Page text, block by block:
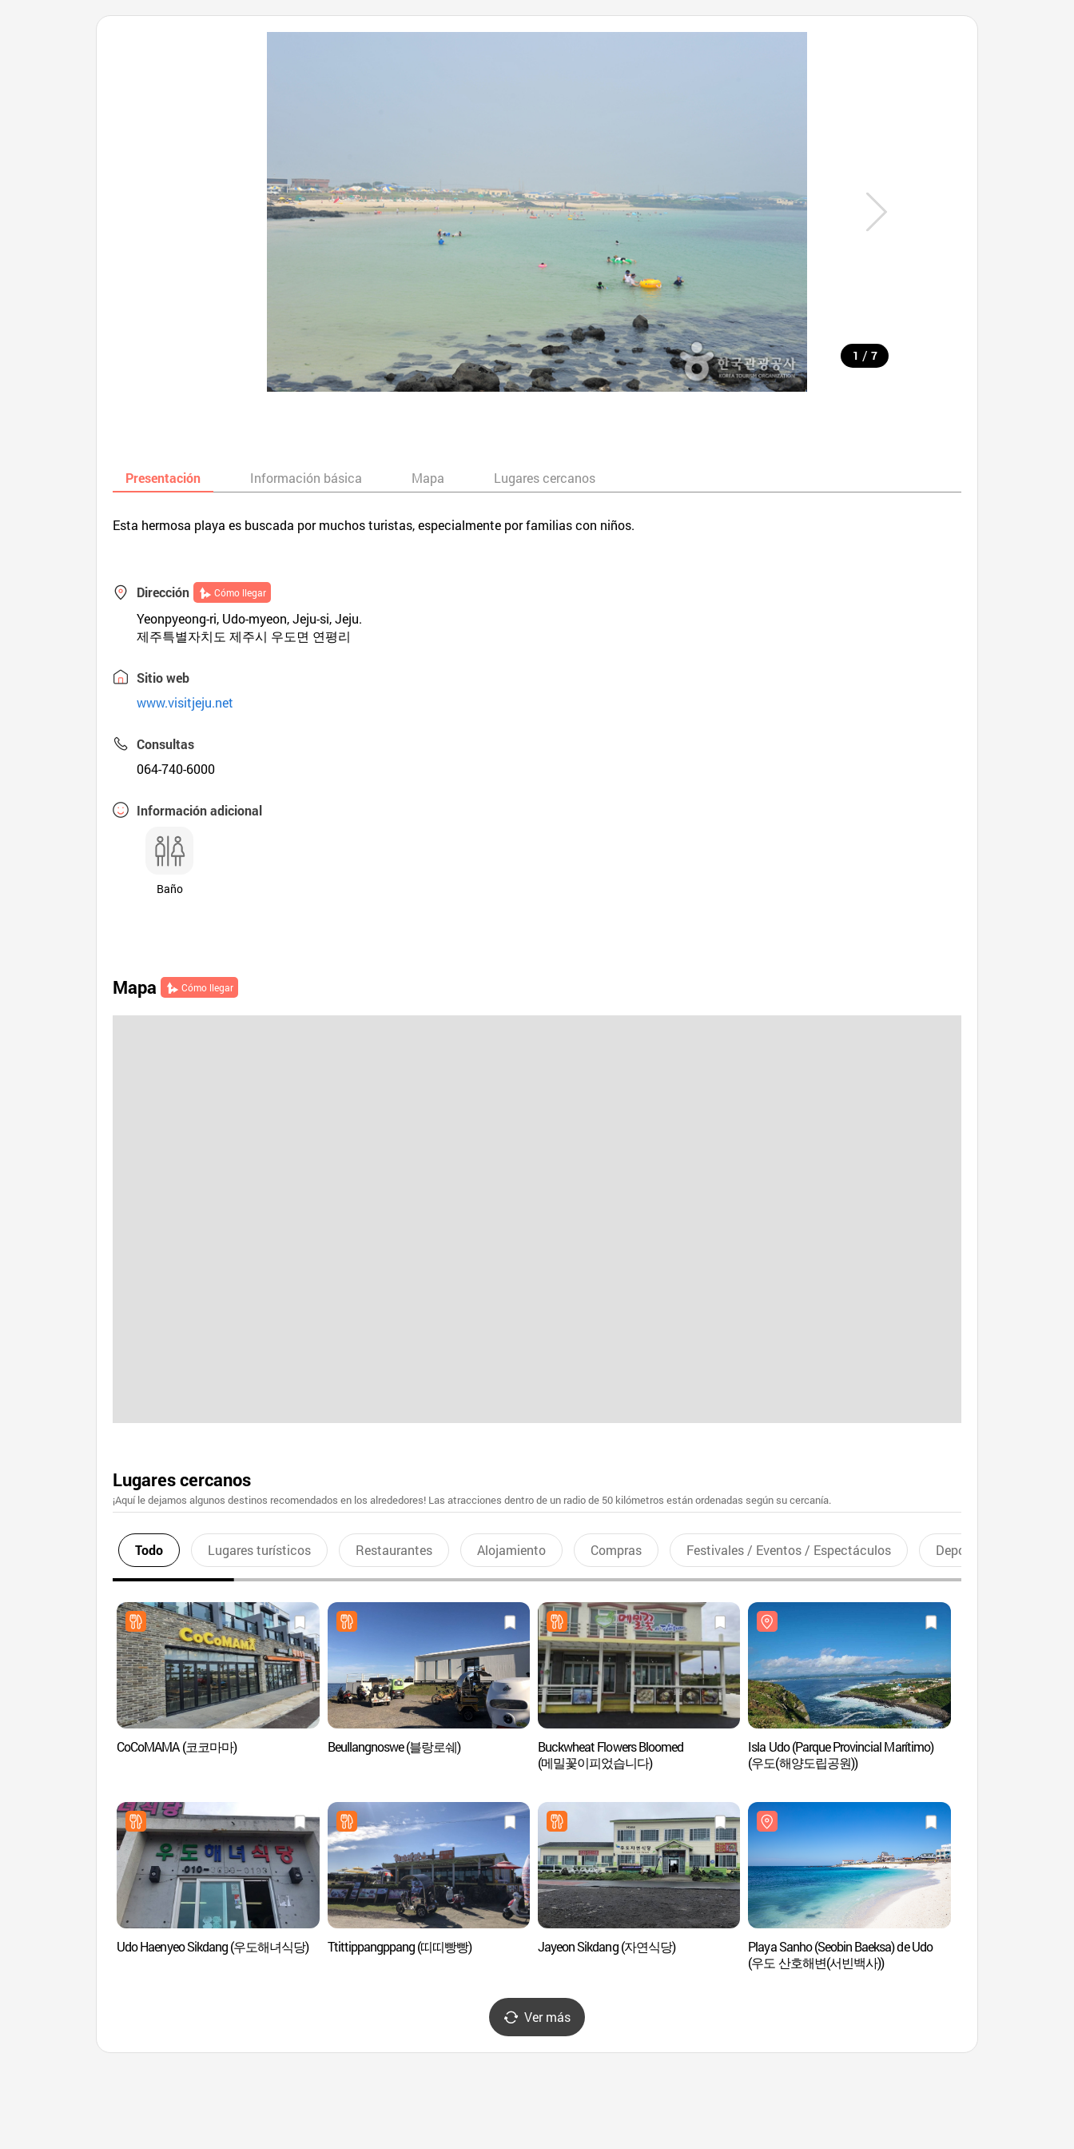
1 / 7
Presentación Información básica Mapa Lugares cercanos
Esta hermosa playa es buscada por muchos turistas, especialmente por familias con niños.
Dirección Cómo llegar
Yeonpyeong-ri, Udo-myeon, Jeju-si, Jeju.
제주특별자치도 제주시 우도면 연평리
Sitio web
www.visitjeju.net
Consultas
064-740-6000
Información adicional
Baño
Mapa Cómo llegar
Lugares cercanos
¡Aquí le dejamos algunos destinos recomendados en los alrededores! Las atracciones dentro de un radio de 50 kilómetros están ordenadas según su cercanía.
Todo Lugares turísticos Restaurantes Alojamiento Compras Festivales / Eventos / Espectáculos Deportes recreativos
CoCoMAMA (코코마마) Beullangnoswe (블랑로쉐)
Buckwheat Flowers Bloomed
(메밀꽃이피었습니다)
Isla Udo (Parque Provincial Marítimo)
(우도(해양도립공원))
Udo Haenyeo Sikdang (우도해녀식당) Ttittippangppang (띠띠빵빵) Jayeon Sikdang (자연식당)
Playa Sanho (Seobin Baeksa) de Udo
(우도 산호해변(서빈백사))
Ver más